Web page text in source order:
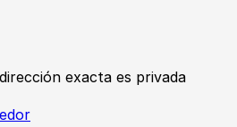
exacta es privada